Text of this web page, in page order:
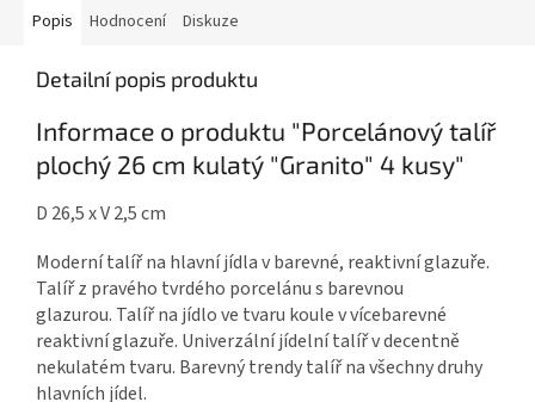
Popis Hodnocení Diskuze
Detailní popis produktu
Informace o produktu "Porcelánový talíř
plochý 26 cm kulatý "Granito" 4 kusy"
D 26,5 x V 2,5 cm
Moderní talíř na hlavní jídla v barevné, reaktivní glazuře.
Talíř z pravého tvrdého porcelánu s barevnou
glazurou. Talíř na jídlo ve tvaru koule v vícebarevné
reaktivní glazuře. Univerzální jídelní talíř v decentně
nekulatém tvaru. Barevný trendy talíř na všechny druhy
hlavních jídel.